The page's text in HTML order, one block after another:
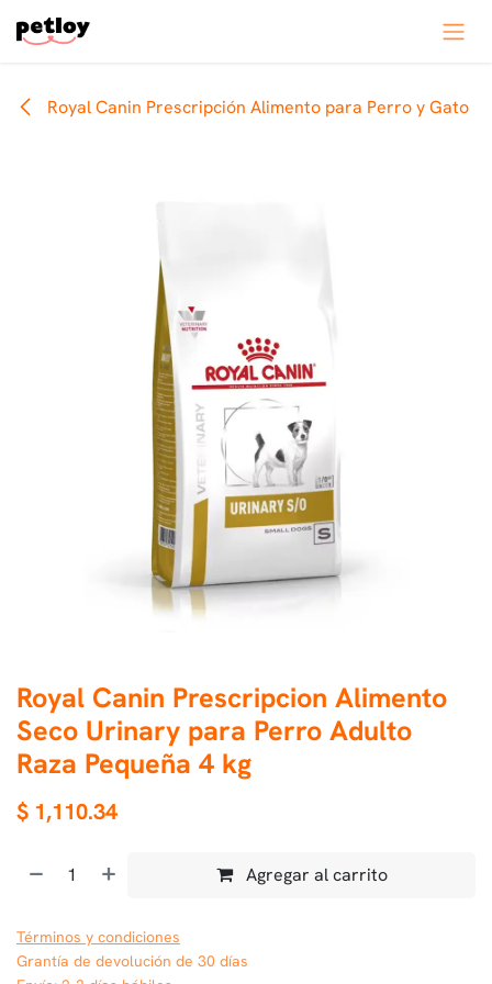
Royal Canin Prescripción Alimento para Perro y Gato
Royal Canin Prescripcion Alimento
Seco Urinary para Perro Adulto
Raza Pequeña 4 kg
$ 1,110.34
Agregar al carrito
Términos y condiciones
Grantía de devolución de 30 días